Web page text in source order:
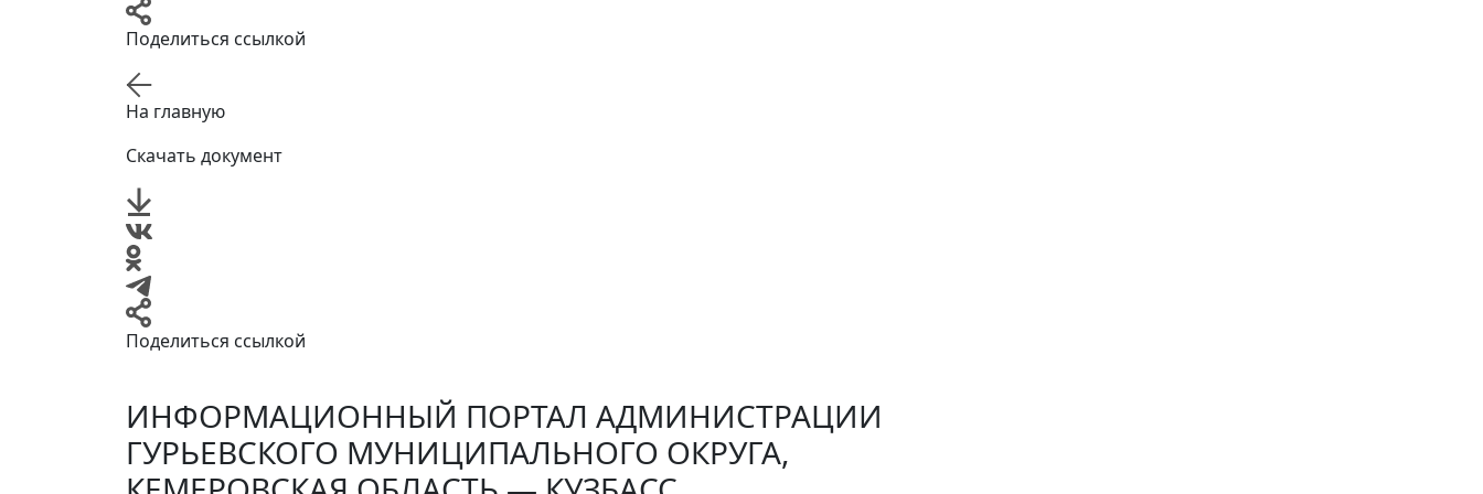
Поделиться ссылкой
На главную
Скачать документ
Поделиться ссылкой
ИНФОРМАЦИОННЫЙ ПОРТАЛ АДМИНИСТРАЦИИ
ГУРЬЕВСКОГО МУНИЦИПАЛЬНОГО ОКРУГА,